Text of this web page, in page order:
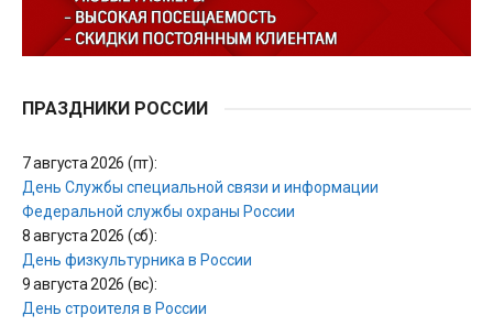
ПРАЗДНИКИ РОССИИ
7 августа 2026 (пт):
День Службы специальной связи и информации
Федеральной службы охраны России
8 августа 2026 (сб):
День физкультурника в России
9 августа 2026 (вс):
День строителя в России